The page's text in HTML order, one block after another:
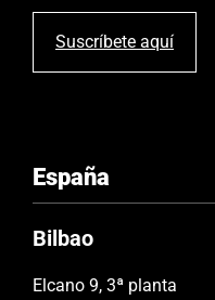
.
Suscríbete aquí
España
Bilbao
Elcano 9, 3ª planta